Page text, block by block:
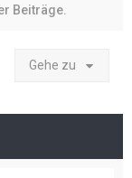
Beiträge.
Gehe zu